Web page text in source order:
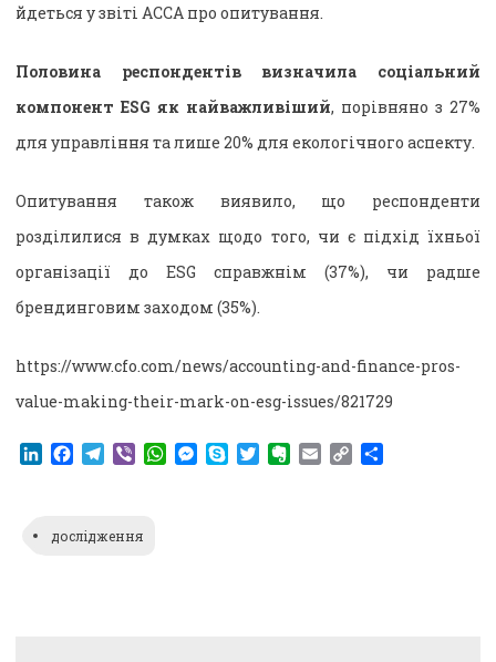
йдеться у звіті ACCA про опитування.
Половина респондентів визначила соціальний
компонент ESG як найважливіший, порівняно з 27%
для управління та лише 20% для екологічного аспекту.
Опитування також виявило, що респонденти
розділилися в думках щодо того, чи є підхід їхньої
організації до ESG справжнім (37%), чи радше
брендинговим заходом (35%).
https://www.cfo.com/news/accounting-and-finance-pros-
value-making-their-mark-on-esg-issues/821729
LinkedIn
Facebook
Telegram
ViberWhatsApp
Messenger
SkypeTwitterEvernote
EmailCopy
дослідження